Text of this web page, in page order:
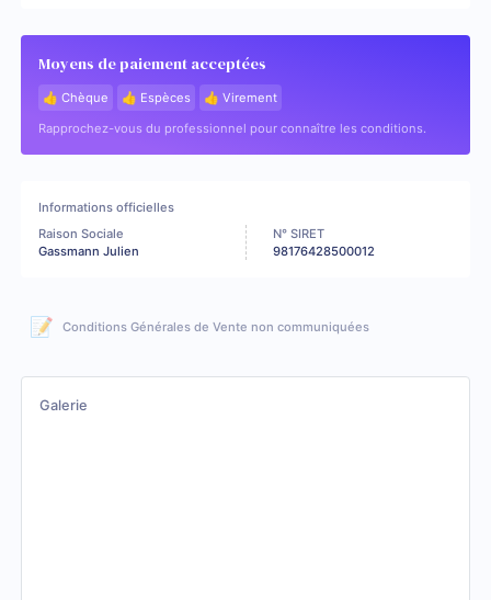
Moyens de paiement acceptées
👍 Chèque 👍 Espèces
👍 Virement
Rapprochez-vous du professionnel pour connaître les conditions.
Informations officielles
Raison Sociale
Gassmann Julien
N° SIRET
98176428500012
📝 Conditions Générales de Vente non communiquées
Galerie